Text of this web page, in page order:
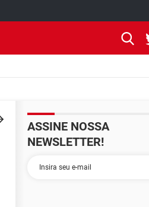
ASSINE NOSSA
NEWSLETTER!